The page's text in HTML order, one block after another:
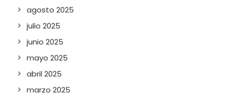
agosto 2025
julio 2025
junio 2025
mayo 2025
abril 2025
marzo 2025